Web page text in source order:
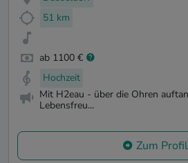
51 km
ab 1100 €
Hochzeit
Mit H2eau - über die Ohren
Lebensfreu...
Zum Profil